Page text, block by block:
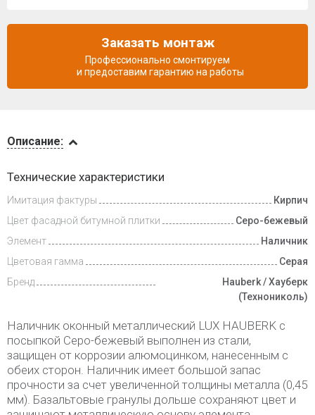
Доставка
и оплата
Описание:
Технические характеристики
Имитация фактуры
Кирпич
Цвет фасадной битумной плитки
Серо-бежевый
Элемент
Наличник
Цветовая гамма
Серая
Бренд
Hauberk / Хауберк
(Технониколь)
Наличник оконный металлический LUX HAUBERK с
посыпкой Серо-бежевый выполнен из стали,
защищен от коррозии алюмоцинком, нанесенным с
обеих сторон. Наличник имеет большой запас
прочности за счет увеличенной толщины металла (0,45
мм). Базальтовые гранулы дольше сохраняют цвет и
Заказать монтаж
Профессионально смонтируем
и предоставим гарантию на работы